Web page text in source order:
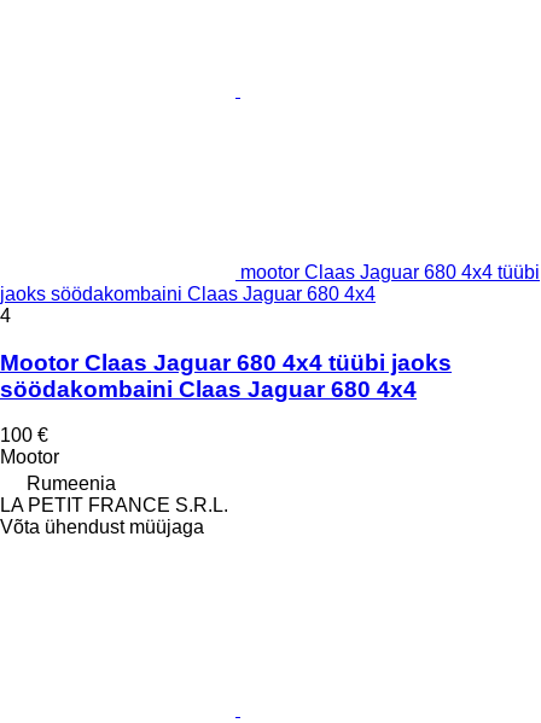
mootor Claas Jaguar 680 4x4 tüübi
jaoks söödakombaini Claas Jaguar 680 4x4
4
Mootor Claas Jaguar 680 4x4 tüübi jaoks
söödakombaini Claas Jaguar 680 4x4
100 €
Mootor
Rumeenia
LA PETIT FRANCE S.R.L.
Võta ühendust müüjaga